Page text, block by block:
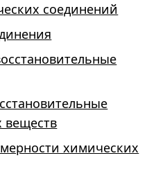
соединений
веществ
химических